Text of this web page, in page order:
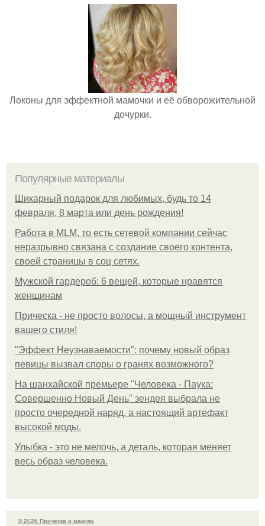
Локоны для эффектной мамочки и её обворожительной
дочурки.
Популярные материалы
Шикарный подарок для любимых, будь то 14
февраля, 8 марта или день рождения!
Работа в MLM, то есть сетевой компании сейчас
неразрывно связана с создание своего контента,
своей страницы в соц сетях.
Мужской гардероб: 6 вещей, которые нравятся
женщинам
Прическа - не просто волосы, а мощный инструмент
вашего стиля!
"Эффект Неузнаваемости": почему новый образ
певицы вызвал споры о гранях возможного?
На шанхайской премьере "Человека - Паука:
Совершенно Новый День" зендея выбрала не
просто очередной наряд, а настоящий артефакт
высокой моды.
Улыбка - это не мелочь, а деталь, которая меняет
весь образ человека.
© 2026 Прическа и макияж